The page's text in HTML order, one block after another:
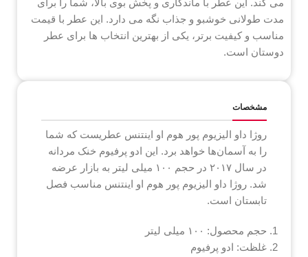
می کند. این عطر با ماندگاری و پخش بوی بالا، شما را برای
مدت طولانی خوشبو و جذاب نگه می دارد. این عطر با قیمت
مناسب و کیفیت برتر، یکی از بهترین انتخاب ها برای عطر
دوستان است.
مشخصات
روژا داو الیزیوم پور هوم او اینتنس عطریست که شما
را به آسمان‌ها خواهد برد. این ادو پرفیوم خنک مردانه
در سال ۲۰۱۷ در حجم ۱۰۰ میلی لیتر به بازار عرضه
شد. روژا داو الیزیوم پور هوم او اینتنس مناسب فصل
تابستان است.
حجم محصول: ۱۰۰ میلی لیتر
غلظت: ادو پرفیوم